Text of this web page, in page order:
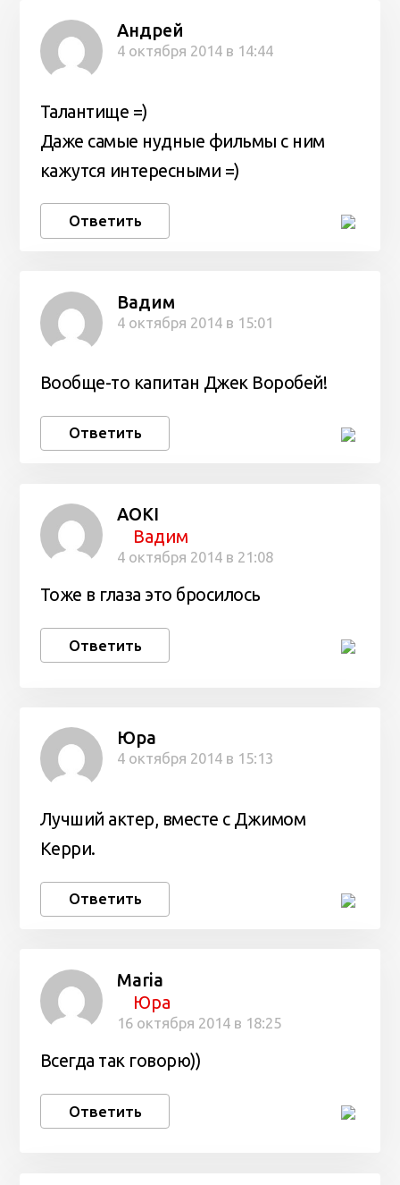
Андрей
4 октября 2014 в 14:44
Талантище =)
Даже самые нудные фильмы с ним
кажутся интересными =)
Ответить
Вадим
4 октября 2014 в 15:01
Вообще-то капитан Джек Воробей!
Ответить
AOKI
Вадим
4 октября 2014 в 21:08
Тоже в глаза это бросилось
Ответить
Юра
4 октября 2014 в 15:13
Лучший актер, вместе с Джимом
Керри.
Ответить
Maria
Юра
16 октября 2014 в 18:25
Всегда так говорю))
Ответить